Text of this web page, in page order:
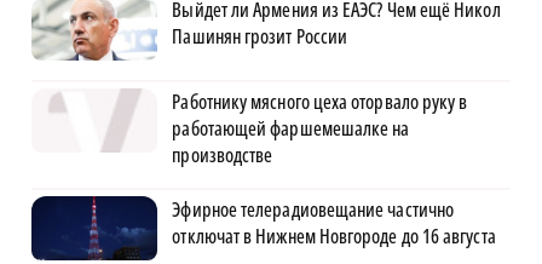
Выйдет ли Армения из ЕАЭС? Чем ещё Никол
Пашинян грозит России
Работнику мясного цеха оторвало руку в
работающей фаршемешалке на
производстве
Эфирное телерадиовещание частично
отключат в Нижнем Новгороде до 16 августа